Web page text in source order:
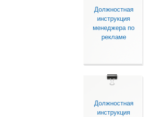
Должностная
инструкция
менеджера по
рекламе
Должностная
инструкция